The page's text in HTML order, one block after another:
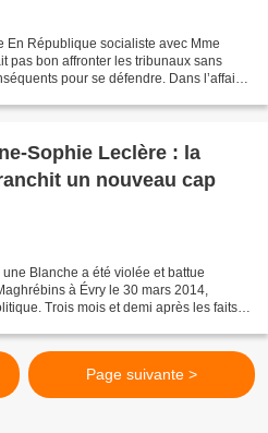
En République socialiste avec Mme
pas bon affronter les tribunaux sans
pour se défendre. Dans l’affaire
Sophie Leclère : la
un nouveau cap
Blanche a été violée et battue
à Évry le 30 mars 2014,
Trois mois et demi après les faits,
Page suivante >